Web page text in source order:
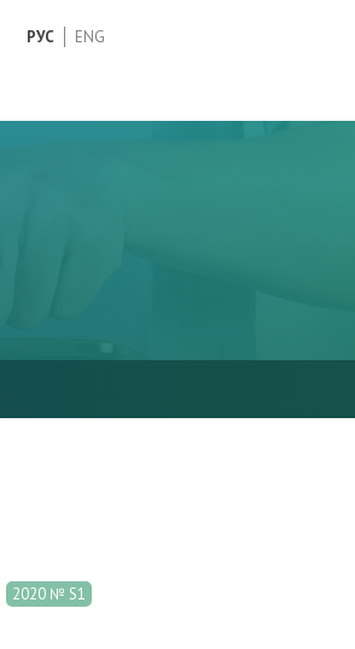
РУС ENG
2020 № S1